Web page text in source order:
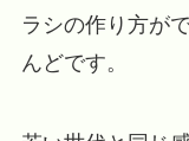
ラシの作り方が
んどです。